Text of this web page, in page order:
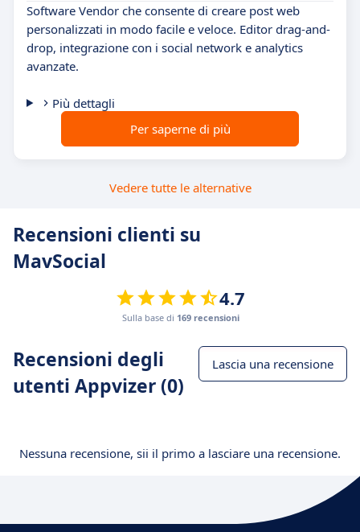
Software Vendor che consente di creare post web
personalizzati in modo facile e veloce. Editor drag-and-
drop, integrazione con i social network e analytics
avanzate.
Più dettagli
Per saperne di più
Vedere tutte le alternative
Recensioni clienti su
MavSocial
4.7
Sulla base di 169 recensioni
Recensioni degli
utenti Appvizer (0)
Lascia una recensione
Nessuna recensione, sii il primo a lasciare una recensione.